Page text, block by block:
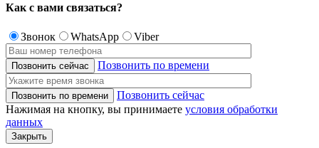
Как с вами связаться?
Звонок WhatsApp Viber
Позвонить по времени
Позвонить сейчас
Нажимая на кнопку, вы принимаете условия обработки
данных
Закрыть